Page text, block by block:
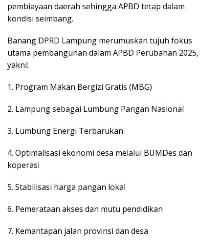
pembiayaan daerah sehingga APBD tetap dalam
kondisi seimbang.
Banang DPRD Lampung merumuskan tujuh fokus
utama pembangunan dalam APBD Perubahan 2025,
yakni:
1. Program Makan Bergizi Gratis (MBG)
2. Lampung sebagai Lumbung Pangan Nasional
3. Lumbung Energi Terbarukan
4. Optimalisasi ekonomi desa melalui BUMDes dan
koperasi
5. Stabilisasi harga pangan lokal
6. Pemerataan akses dan mutu pendidikan
7. Kemantapan jalan provinsi dan desa